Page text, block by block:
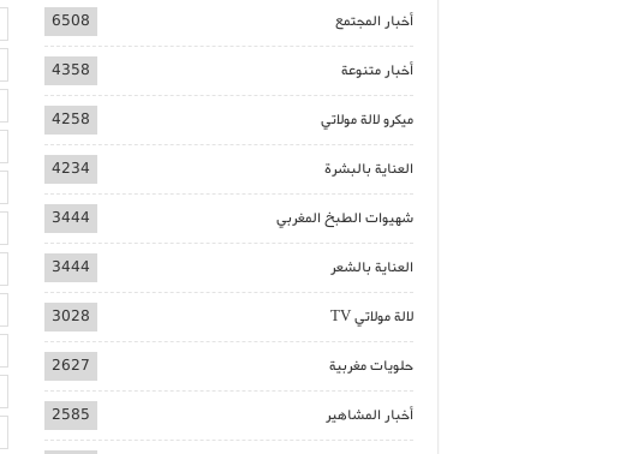
أخبار المجتمع 6508
أخبار متنوعة 4358
ميكرو لالة مولاتي 4258
العناية بالبشرة 4234
شهيوات الطبخ المغربي 3444
العناية بالشعر 3444
لالة مولاتي TV 3028
حلويات مغربية 2627
أخبار المشاهير 2585